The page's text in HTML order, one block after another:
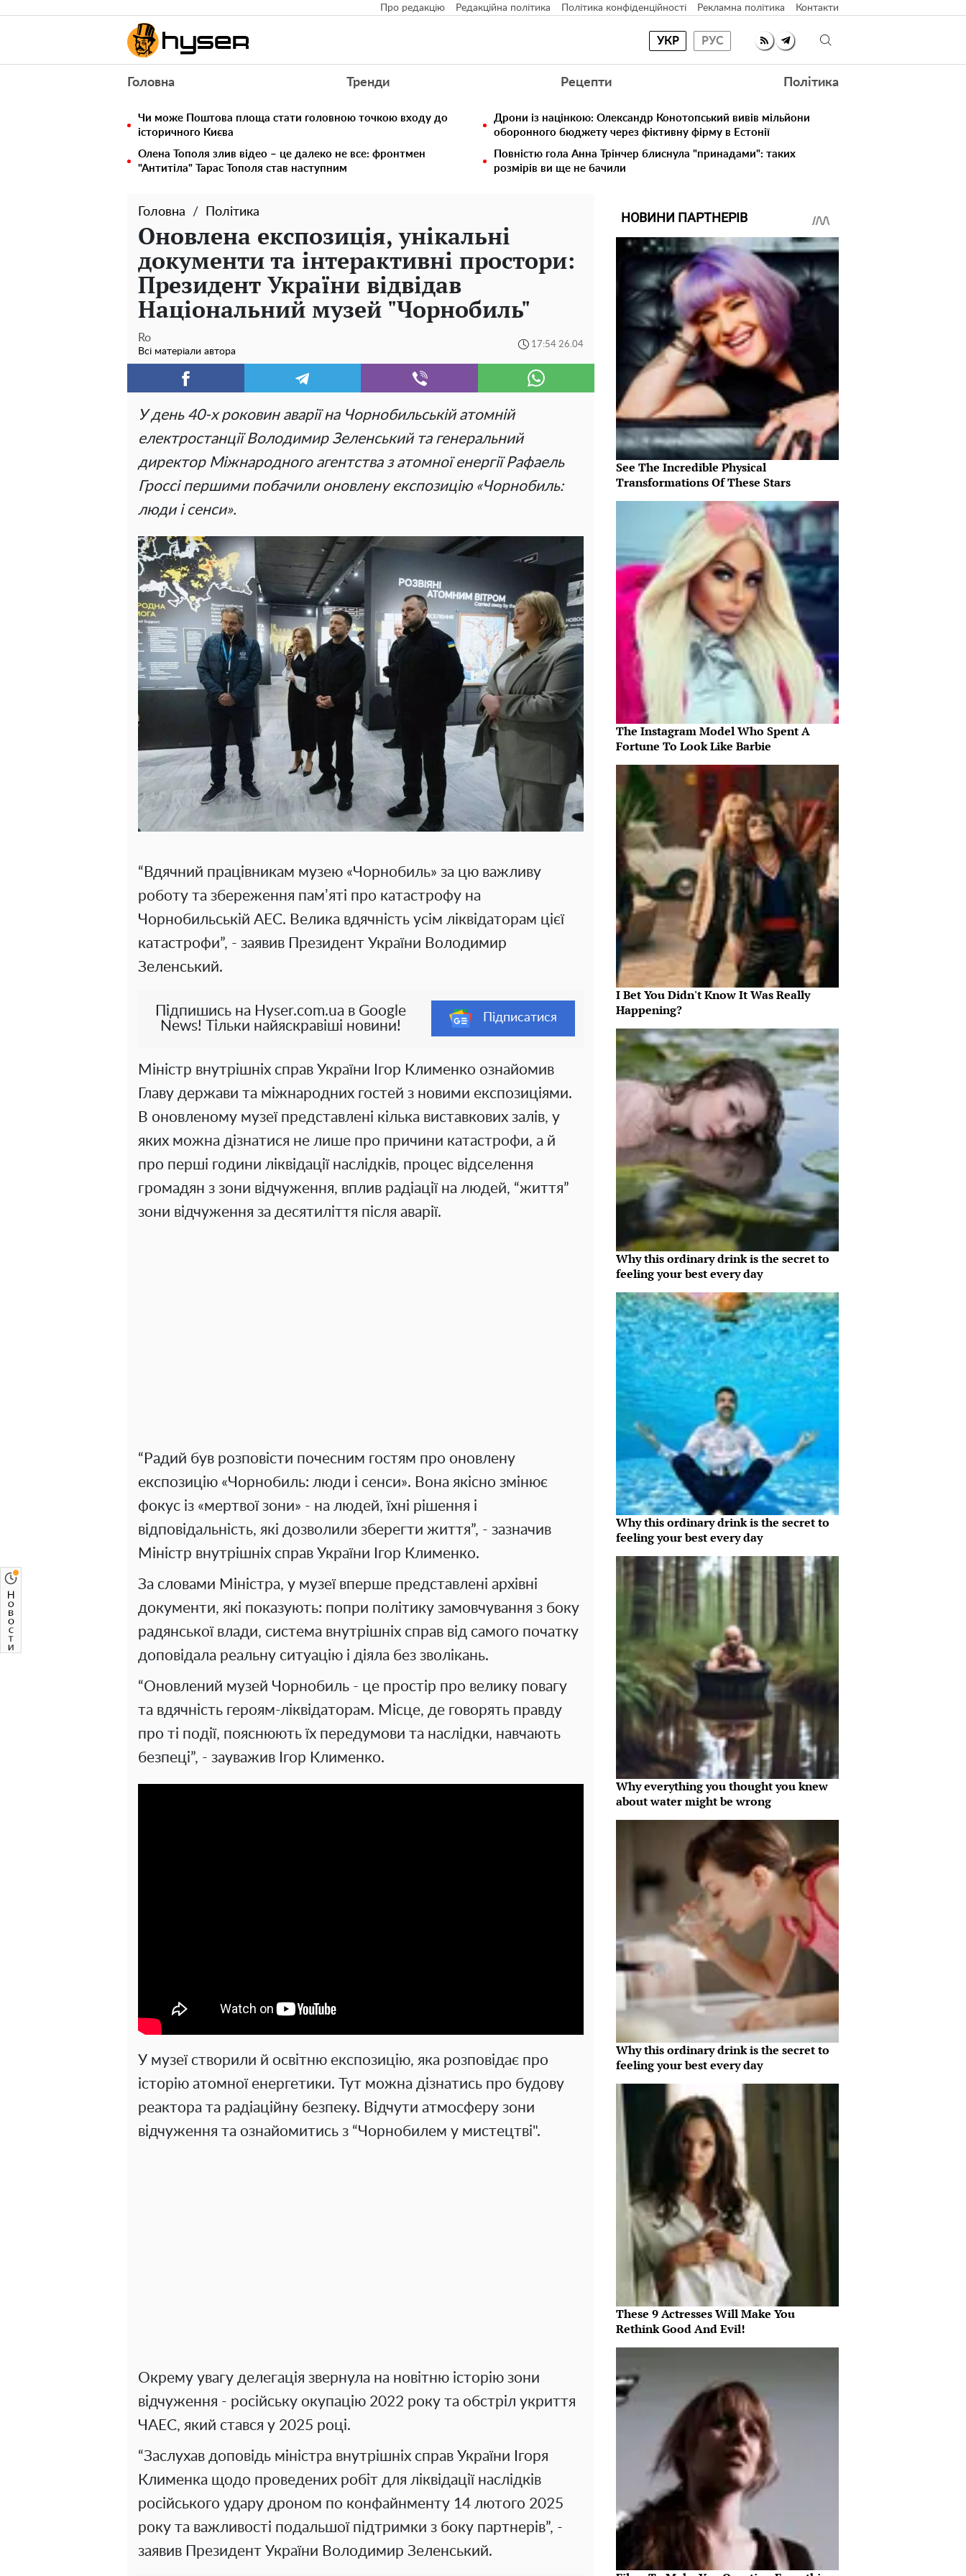
Про редакцію Редакційна політика Політика конфіденційності Рекламна політика Контакти
УКР РУС
Головна Тренди Рецепти Політика
Чи може Поштова площа стати головною точкою входу до
історичного Києва
Дрони із націнкою: Олександр Конотопський вивів мільйони
оборонного бюджету через фіктивну фірму в Естонії
Олена Тополя злив відео – це далеко не все: фронтмен
"Антитіла" Тарас Тополя став наступним
Повністю гола Анна Трінчер блиснула "принадами": таких
розмірів ви ще не бачили
Головна Політика
Оновлена експозиція, унікальні
документи та інтерактивні простори:
Президент України відвідав
Національний музей "Чорнобиль"
Ro
Всі матеріали автора
17:54 26.04
У день 40-х роковин аварії на Чорнобильській атомній
електростанції Володимир Зеленський та генеральний
директор Міжнародного агентства з атомної енергії Рафаель
Гроссі першими побачили оновлену експозицію «Чорнобиль:
люди і сенси».
“Вдячний працівникам музею «Чорнобиль» за цю важливу
роботу та збереження памʼяті про катастрофу на
Чорнобильській АЕС. Велика вдячність усім ліквідаторам цієї
катастрофи”, - заявив Президент України Володимир
Зеленський.
Підпишись на Hyser.com.ua в Google
News! Тільки найяскравіші новини!
Підписатися
Міністр внутрішніх справ України Ігор Клименко ознайомив
Главу держави та міжнародних гостей з новими експозиціями.
В оновленому музеї представлені кілька виставкових залів, у
яких можна дізнатися не лише про причини катастрофи, а й
про перші години ліквідації наслідків, процес відселення
громадян з зони відчуження, вплив радіації на людей, “життя”
зони відчуження за десятиліття після аварії.
“Радий був розповісти почесним гостям про оновлену
експозицію «Чорнобиль: люди і сенси». Вона якісно змінює
фокус із «мертвої зони» - на людей, їхні рішення і
відповідальність, які дозволили зберегти життя”, - зазначив
Міністр внутрішніх справ України Ігор Клименко.
За словами Міністра, у музеї вперше представлені архівні
документи, які показують: попри політику замовчування з боку
радянської влади, система внутрішніх справ від самого початку
доповідала реальну ситуацію і діяла без зволікань.
“Оновлений музей Чорнобиль - це простір про велику повагу
та вдячність героям-ліквідаторам. Місце, де говорять правду
про ті події, пояснюють їх передумови та наслідки, навчають
безпеці”, - зауважив Ігор Клименко.
У музеї створили й освітню експозицію, яка розповідає про
історію атомної енергетики. Тут можна дізнатись про будову
реактора та радіаційну безпеку. Відчути атмосферу зони
відчуження та ознайомитись з “Чорнобилем у мистецтві".
Окрему увагу делегація звернула на новітню історію зони
відчуження - російську окупацію 2022 року та обстріл укриття
ЧАЕС, який стався у 2025 році.
“Заслухав доповідь міністра внутрішніх справ України Ігоря
Клименка щодо проведених робіт для ліквідації наслідків
російського удару дроном по конфайнменту 14 лютого 2025
року та важливості подальшої підтримки з боку партнерів”, -
заявив Президент України Володимир Зеленський.
НОВИНИ ПАРТНЕРІВ
See The Incredible Physical
Transformations Of These Stars
The Instagram Model Who Spent A
Fortune To Look Like Barbie
I Bet You Didn't Know It Was Really
Happening?
Why this ordinary drink is the secret to
feeling your best every day
Why this ordinary drink is the secret to
feeling your best every day
Why everything you thought you knew
about water might be wrong
Why this ordinary drink is the secret to
feeling your best every day
These 9 Actresses Will Make You
Rethink Good And Evil!